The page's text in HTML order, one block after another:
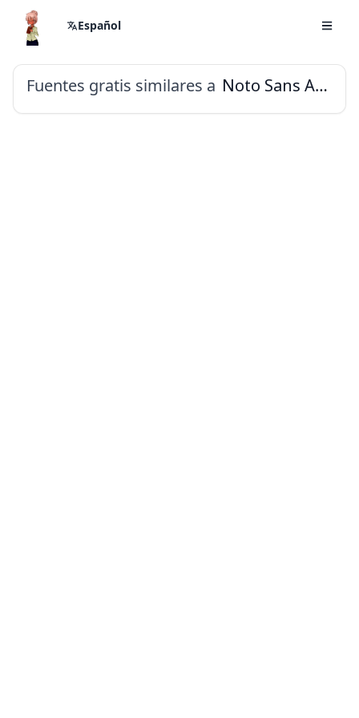
Español
Fuentes gratis similares a Noto Sans Adlam Unjoined